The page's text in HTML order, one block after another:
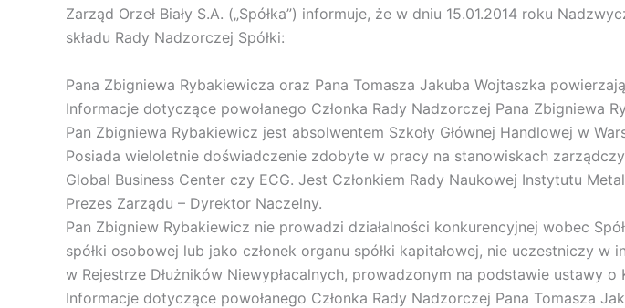
Zarząd Orzeł Biały S.A. („Spółka”) informuje, że w dniu 15.01.2014 roku
składu Rady Nadzorczej Spółki:
Pana Zbigniewa Rybakiewicza oraz Pana Tomasza Jakuba Wojtaszka
Informacje dotyczące powołanego Członka Rady Nadzorczej Pana Zbigniewa
Pan Zbigniewa Rybakiewicz jest absolwentem Szkoły Głównej Handlowej w
Posiada wieloletnie doświadczenie zdobyte w pracy na stanowiskach
Global Business Center czy ECG. Jest Członkiem Rady Naukowej Instytutu
Prezes Zarządu – Dyrektor Naczelny.
Pan Zbigniew Rybakiewicz nie prowadzi działalności konkurencyjnej wobec
spółki osobowej lub jako członek organu spółki kapitałowej, nie uczestniczy
w Rejestrze Dłużników Niewypłacalnych, prowadzonym na podstawie ustawy o
Informacje dotyczące powołanego Członka Rady Nadzorczej Pana Tomasza